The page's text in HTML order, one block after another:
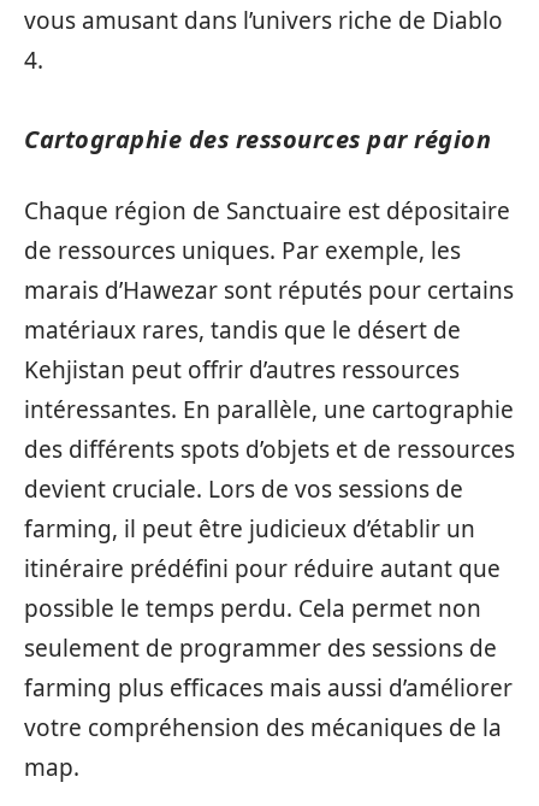
vous amusant dans l’univers riche de Diablo
4.
Cartographie des ressources par région
Chaque région de Sanctuaire est dépositaire
de ressources uniques. Par exemple, les
marais d’Hawezar sont réputés pour certains
matériaux rares, tandis que le désert de
Kehjistan peut offrir d’autres ressources
intéressantes. En parallèle, une cartographie
des différents spots d’objets et de ressources
devient cruciale. Lors de vos sessions de
farming, il peut être judicieux d’établir un
itinéraire prédéfini pour réduire autant que
possible le temps perdu. Cela permet non
seulement de programmer des sessions de
farming plus efficaces mais aussi d’améliorer
votre compréhension des mécaniques de la
map.